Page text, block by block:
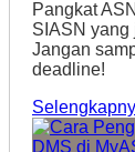
Pangkat
SIASN yang
Jangan
deadline!